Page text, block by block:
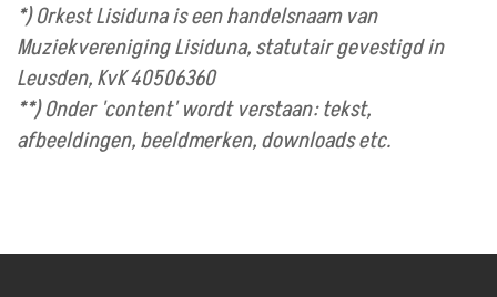
*) Orkest Lisiduna is een handelsnaam van
Muziekvereniging Lisiduna, statutair gevestigd in
Leusden, KvK 40506360
**) Onder 'content' wordt verstaan: tekst,
afbeeldingen, beeldmerken, downloads etc.